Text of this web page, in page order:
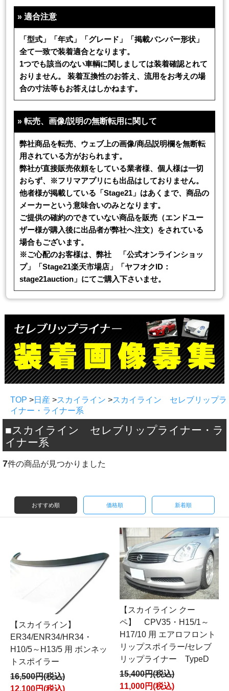
»適合注意
「型式」「年式」「グレード」「掲載バンパー形状」
全て一致で装着適合となります。
1つでも該当のない車輌に関しましては装着確認とれて
おりません。 装着互換性のお答え、流用をお考えの場
合の寸法等もお答えはしかねます。
»転売、画像/説明の無断転用に関して
弊社商品を転売、ウェブ上の画像/商品説明欄を無断転
用されている方がおられます。
弊社が直接販売依頼をしている業者様、個人様は一切
おらず、※フリマアプリにも出品はしておりません。
他者様が掲載している「Stage21」はあくまで、商品の
メーカーという意味合いのみとなります。
ご提供の確約のできていない商品を販売（エンドユー
ザー様が購入後に出品者が弊社へ注文）をされている
場合もございます。
※ご心配のお客様は、弊社 「公式オンラインショッ
プ」「Stage21楽天市場店」「ヤフオクID：
stage21auction」にてご購入下さいませ。
TOP >日産 >スカイライン >スカイライン セレブリップラ
イナー・ライナー系
■スカイライン セレブリップライナー・ラ
イナー系
7件の商品が見つかりました
おすすめ順 価格順 新着順
【スカイライン】
ER34/ENR34/HR34・
H10/5～H13/5 用 ボンネッ
トスポイラー
16,500円(税込)
12,100円(税込)
【スカイライン クー
ペ】 CPV35・H15/1～
H17/10 用 エアロフロント
リップスポイラー/セレブ
リップライナー TypeD
15,400円(税込)
11,000円(税込)